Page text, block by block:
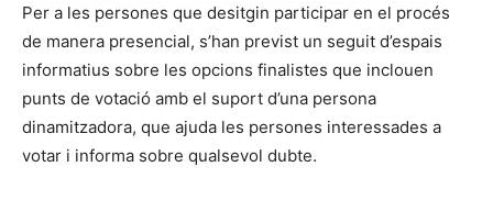
Per a les persones que desitgin participar en el procés
de manera presencial, s’han previst un seguit d’espais
informatius sobre les opcions finalistes que inclouen
punts de votació amb el suport d’una persona
dinamitzadora, que ajuda les persones interessades a
votar i informa sobre qualsevol dubte.